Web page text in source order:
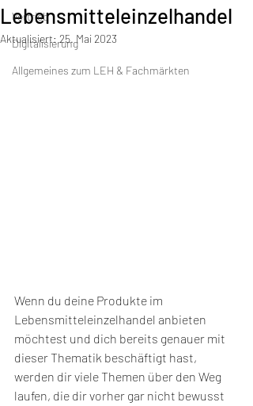
Vertrieb
Digitalisierung
Allgemeines zum LEH & Fachmärkten
Lebensmitteleinzelhandel
Aktualisiert: 25. Mai 2023
Wenn du deine Produkte im
Lebensmitteleinzelhandel anbieten
möchtest und dich bereits genauer mit
dieser Thematik beschäftigt hast,
werden dir viele Themen über den Weg
laufen, die dir vorher gar nicht bewusst